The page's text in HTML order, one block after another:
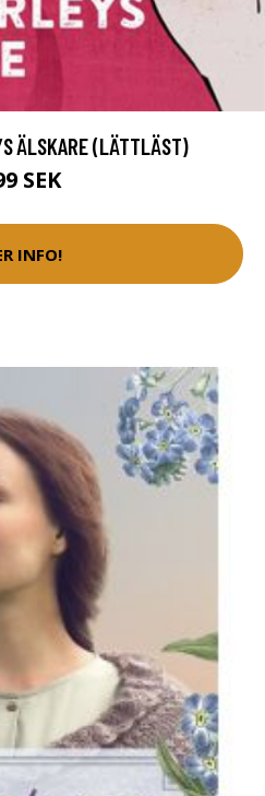
ÄLSKARE (LÄTTLÄST)
SEK
INFO!